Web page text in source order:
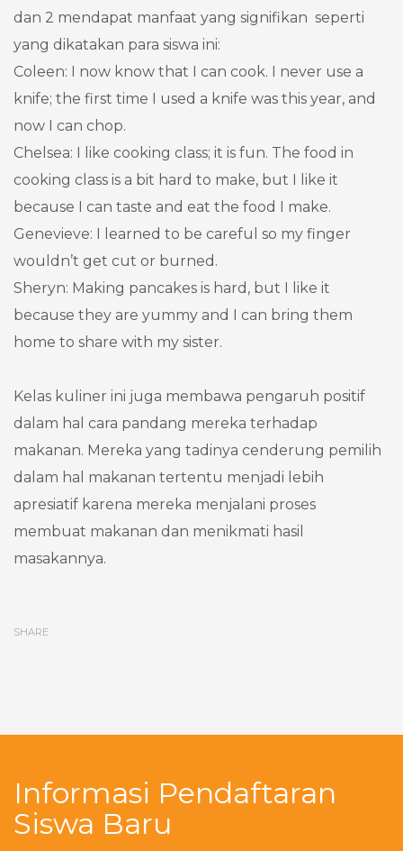
dan 2 mendapat manfaat yang signifikan seperti
yang dikatakan para siswa ini:
Coleen: I now know that I can cook. I never use a
knife; the first time I used a knife was this year, and
now I can chop.
Chelsea: I like cooking class; it is fun. The food in
cooking class is a bit hard to make, but I like it
because I can taste and eat the food I make.
Genevieve: I learned to be careful so my finger
wouldn’t get cut or burned.
Sheryn: Making pancakes is hard, but I like it
because they are yummy and I can bring them
home to share with my sister.
Kelas kuliner ini juga membawa pengaruh positif
dalam hal cara pandang mereka terhadap
makanan. Mereka yang tadinya cenderung pemilih
dalam hal makanan tertentu menjadi lebih
apresiatif karena mereka menjalani proses
membuat makanan dan menikmati hasil
masakannya.
SHARE
Informasi Pendaftaran
Siswa Baru